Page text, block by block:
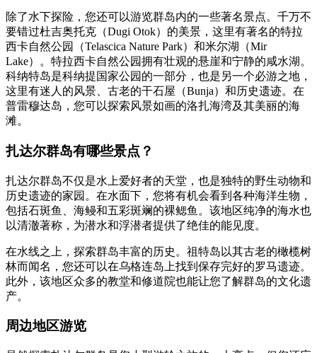
除了水下探险，您还可以游览群岛内的一些著名景点。千万不
要错过杜吉奥托克（Dugi Otok）的美景，这里有著名的特拉
西卡自然公园（Telascica Nature Park）和米尔湖（Mir
Lake）。特拉西卡自然公园拥有壮观的悬崖和宁静的咸水湖。
科纳特岛是科纳提国家公园的一部分，也是另一个必游之地，
这里有迷人的风景、古老的干石屋（Bunja）和历史遗迹。在
普雷穆达岛，您可以探索风景如画的洛扎海湾及其美丽的海
滩。
扎达尔群岛有哪些景点？
扎达尔群岛不仅是水上爱好者的天堂，也是独特的野生动物和
历史遗迹的家园。在水面下，您将有机会看到各种海洋生物，
包括石斑鱼、海鳗和五彩斑斓的裸鳃鱼。该地区纯净的海水也
以清澈著称，为潜水和浮潜者提供了绝佳的能见度。
在水线之上，探索群岛丰富的历史。祖特岛以其古老的橄榄树
林而闻名，您还可以在乌格连岛上找到保存完好的罗马遗迹。
此外，该地区众多的教堂和修道院也能让您了解群岛的文化遗
产。
周边地区游览